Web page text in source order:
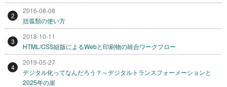
2
2016-08-08
括弧類の使い方
3
2018-10-11
HTML/CSS組版によるWebと印刷物の統合ワークフロー
4
2019-05-27
デジタル化ってなんだろう？～デジタルトランスフォーメーションと
2025年の崖